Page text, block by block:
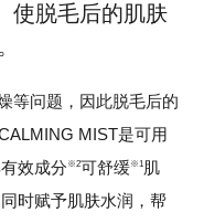
使脱毛后的肌肤
等问题，因此脱毛后的
MIST是可用
效成分※2可舒缓※1肌
时赋予肌肤水润，帮